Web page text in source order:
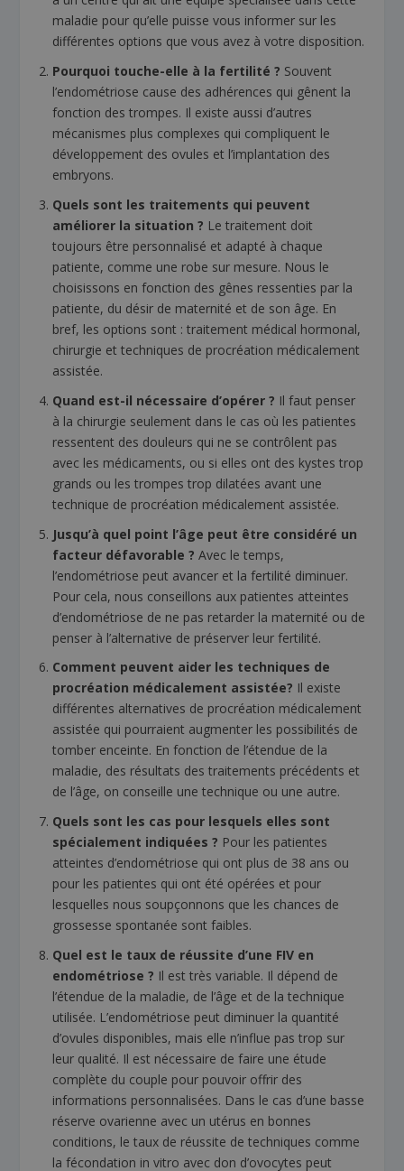
maladie pour qu’elle puisse vous informer sur les
différentes options que vous avez à votre disposition.
Pourquoi touche-elle à la fertilité ? Souvent
l’endométriose cause des adhérences qui gênent la
fonction des trompes. Il existe aussi d’autres
mécanismes plus complexes qui compliquent le
développement des ovules et l’implantation des
embryons.
Quels sont les traitements qui peuvent
améliorer la situation ? Le traitement doit
toujours être personnalisé et adapté à chaque
patiente, comme une robe sur mesure. Nous le
choisissons en fonction des gênes ressenties par la
patiente, du désir de maternité et de son âge. En
bref, les options sont : traitement médical hormonal,
chirurgie et techniques de procréation médicalement
assistée.
Quand est-il nécessaire d’opérer ? Il faut penser
à la chirurgie seulement dans le cas où les patientes
ressentent des douleurs qui ne se contrôlent pas
avec les médicaments, ou si elles ont des kystes trop
grands ou les trompes trop dilatées avant une
technique de procréation médicalement assistée.
Jusqu’à quel point l’âge peut être considéré un
facteur défavorable ? Avec le temps,
l’endométriose peut avancer et la fertilité diminuer.
Pour cela, nous conseillons aux patientes atteintes
d’endométriose de ne pas retarder la maternité ou de
penser à l’alternative de préserver leur fertilité.
Comment peuvent aider les techniques de
procréation médicalement assistée? Il existe
différentes alternatives de procréation médicalement
assistée qui pourraient augmenter les possibilités de
tomber enceinte. En fonction de l’étendue de la
maladie, des résultats des traitements précédents et
de l’âge, on conseille une technique ou une autre.
Quels sont les cas pour lesquels elles sont
spécialement indiquées ? Pour les patientes
atteintes d’endométriose qui ont plus de 38 ans ou
pour les patientes qui ont été opérées et pour
lesquelles nous soupçonnons que les chances de
grossesse spontanée sont faibles.
Quel est le taux de réussite d’une FIV en
endométriose ? Il est très variable. Il dépend de
l’étendue de la maladie, de l’âge et de la technique
utilisée. L’endométriose peut diminuer la quantité
d’ovules disponibles, mais elle n’influe pas trop sur
leur qualité. Il est nécessaire de faire une étude
complète du couple pour pouvoir offrir des
informations personnalisées. Dans le cas d’une basse
réserve ovarienne avec un utérus en bonnes
conditions, le taux de réussite de techniques comme
la fécondation in vitro avec don d’ovocytes peut